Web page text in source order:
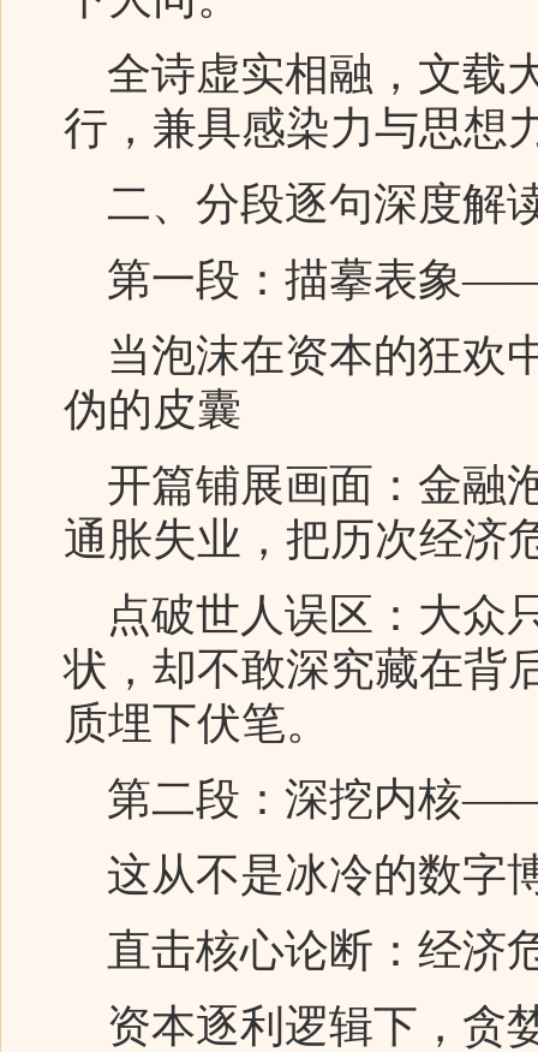
全诗虚实相融，文载
行，兼具感染力与思想
二、分段逐句深度解
第一段：描摹表象
当泡沫在资本的狂欢
伪的皮囊
开篇铺展画面：金融
通胀失业，把历次经济
点破世人误区：大众
状，却不敢深究藏在背
质埋下伏笔。
第二段：深挖内核
这从不是冰冷的数字
直击核心论断：经济
资本逐利逻辑下，贪